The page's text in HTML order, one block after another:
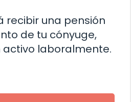
recibir una pensión
de tu cónyuge,
laboralmente.